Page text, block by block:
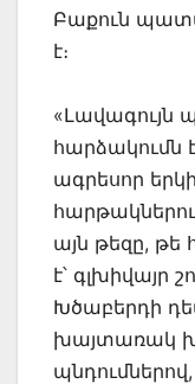
Բաքուն
է։
«Լավագույն
հարձակումն
ագրեսոր
այն թեզը, թե
է՝ գլխիվայր
Խծաբերդի
խայտառակ